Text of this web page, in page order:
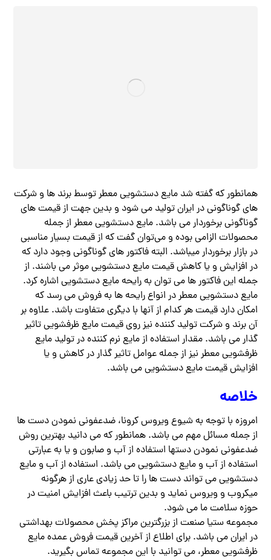
همانطور که گفته شد مایع دستشویی معطر توسط برند ها و شرکت
های گوناگونی در ایران تولید می شود و بدین جهت از قیمت های
گوناگونی برخوردار می باشد. مایع دستشویی معطر از جمله
محصولات الزامی بوده و می‌توان گفت که از قیمت بسیار مناسبی
در بازار برخوردار میباشد. البته فاکتور های گوناگونی وجود دارد که
در افزایش و یا کاهش قیمت مایع دستشویی موثر می باشند‌. از
جمله این فاکتور ها می توان به رایحه مایع دستشویی اشاره کرد.
مایع دستشویی معطر در انواع رایحه ها به فروش می رسد که
امکان دارد قیمت هر کدام از آنها با دیگری متفاوت باشد. علاوه بر
آن برند و شرکت تولید کننده نیز روی قیمت مایع ظرفشویی تاثیر
گذار می باشد. مقدار استفاده از مایع نرم کننده در تولید مایع
ظرفشویی معطر نیز از جمله عوامل تاثیر گذار در کاهش و یا
افزایش قیمت مایع دستشویی می باشد.
خلاصه
امروزه با توجه به شیوع ویروس کرونا، ضدعفونی نمودن دست ها
از جمله مسائل مهم می باشد. همانطور که می دانید بهترین روش
ضدعفونی نمودن دستها استفاده از آب و صابون و یا به عبارتی
استفاده از آب و مایع دستشویی می باشد. استفاده از آب و مایع
دستشویی می تواند دست ها را تا حد زیادی عاری از هرگونه
میکروب و ویروس نماید و بدین ترتیب باعث افزایش امنیت در
حوزه سلامت ما می شود.
مجموعه ستیا صنعت از بزرگترین مراکز پخش محصولات بهداشتی
در ایران می باشد. برای اطلاع از آخرین قیمت فروش عمده مایع
ظرفشویی معطر، می توانید با این مجموعه تماس بگیرید.